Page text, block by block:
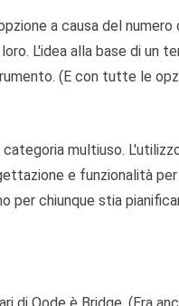
a causa del
L'idea alla base di un
(E con tutte le
multiuso.
e funzionalità
per chiunque stia